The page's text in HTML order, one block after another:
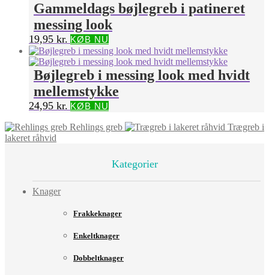
Gammeldags bøjlegreb i patineret
messing look
19,95 kr. KØB NU
Bøjlegreb i messing look med hvidt
mellemstykke
24,95 kr. KØB NU
Rehlings greb
Trægreb i
lakeret råhvid
Kategorier
Knager
Frakkeknager
Enkeltknager
Dobbeltknager